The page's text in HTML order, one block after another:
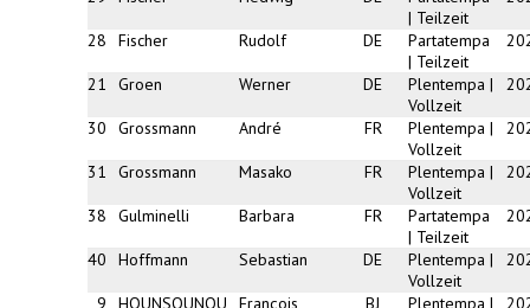
| Teilzeit
28 Fischer Rudolf DE
Partatempa
| Teilzeit
21 Groen Werner DE
Plentempa |
Vollzeit
30 Grossmann André FR
Plentempa |
Vollzeit
31 Grossmann Masako FR
Plentempa |
Vollzeit
38 Gulminelli Barbara FR
Partatempa
| Teilzeit
40 Hoffmann Sebastian DE
Plentempa |
Vollzeit
9 HOUNSOUNOU François BJ
Plentempa |